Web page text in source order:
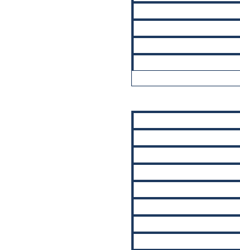
ומלאה בלבטים. החדשות הטובות הן שברגע שתבינו את
ניירת קפדנית ומדויקת, עמידה בתשלומים חודשיים, הגשת
המיסים ולמלא אותן על הצד הטוב ביותר.